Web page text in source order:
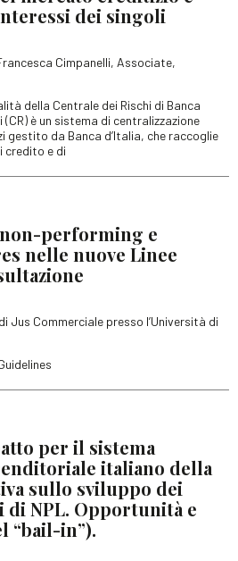
dei singoli
Cimpanelli, Associate,
della Centrale dei Rischi di Banca
(CR) è un sistema di centralizzazione
gestito da Banca d’Italia, che raccoglie
credito e di
performing e
nelle nuove Linee
Jus Commerciale presso l’Università di
per il sistema
italiano della
sullo sviluppo dei
NPL. Opportunità e
“bail-in”).